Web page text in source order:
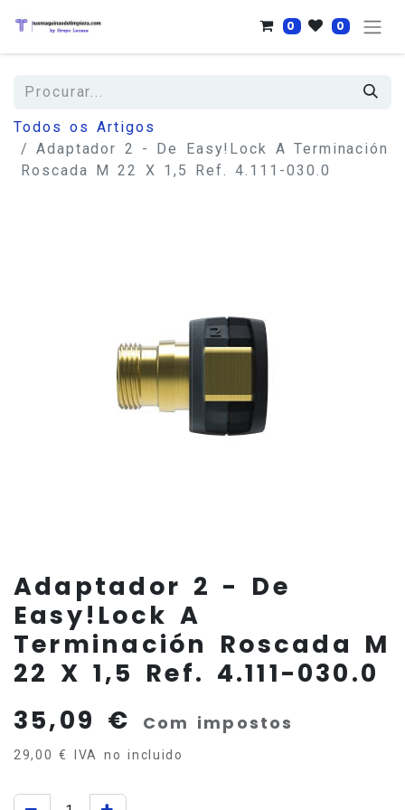
0 0
Todos os Artigos
Adaptador 2 - De Easy!Lock A Terminación
Roscada M 22 X 1,5 Ref. 4.111-030.0
Adaptador 2 - De
Easy!Lock A
Terminación Roscada M
22 X 1,5 Ref. 4.111-030.0
35,09 € Com impostos
29,00 € IVA no incluido